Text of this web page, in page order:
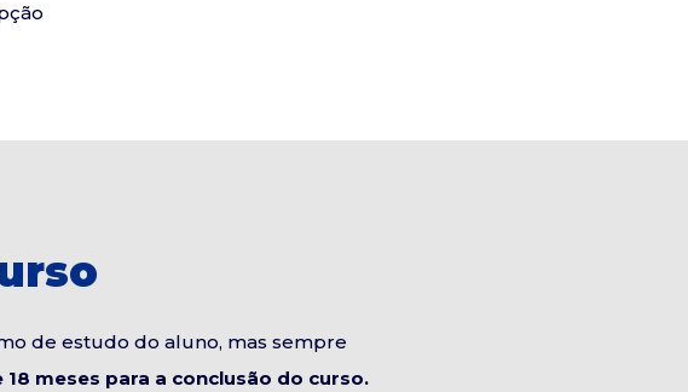
de estudo do aluno, mas sempre
meses para a conclusão do curso.